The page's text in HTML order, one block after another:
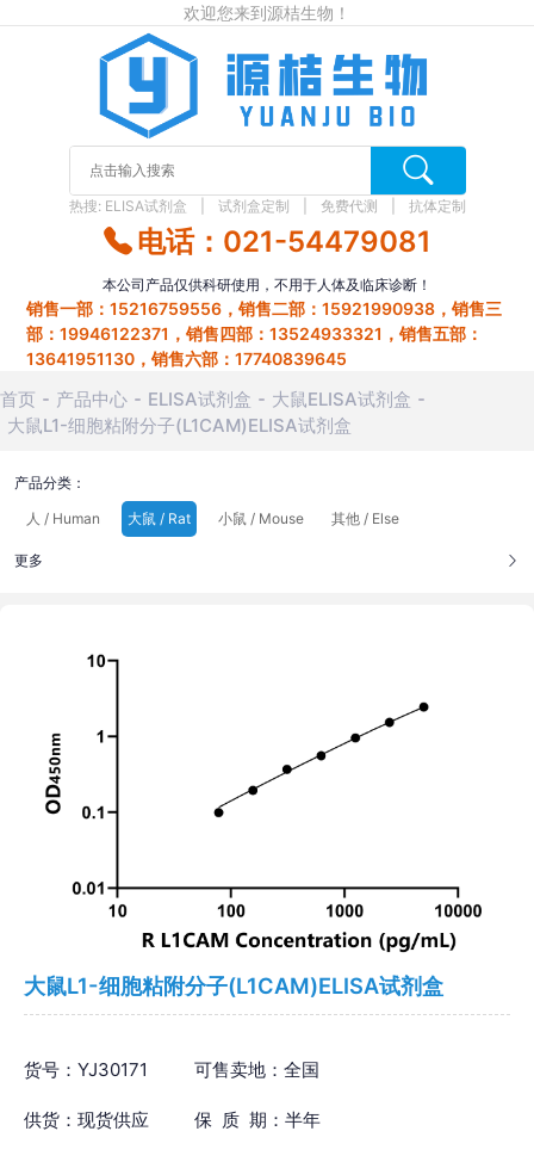
欢迎您来到源桔生物！
热搜: ELISA试剂盒 试剂盒定制 免费代测 抗体定制
电话：021-54479081
本公司产品仅供科研使用，不用于人体及临床诊断！
销售一部：15216759556，销售二部：15921990938，销售三
部：19946122371，销售四部：13524933321，销售五部：
13641951130，销售六部：17740839645
首页 产品中心 ELISA试剂盒
大鼠ELISA试剂盒
大鼠L1-细胞粘附分子(L1CAM)ELISA试剂盒
产品分类：
人 / Human
大鼠 / Rat 小鼠 / Mouse 其他 / Else
更多
大鼠L1-细胞粘附分子(L1CAM)ELISA试剂盒
货号：YJ30171 可售卖地：全国
供货：现货供应 保 质 期：半年